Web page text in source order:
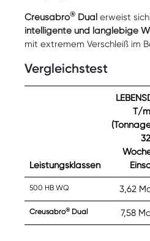
Creusabro® Dual erweist
intelligente und langlebige
mit extremem Verschleiß im
Vergleichstest
Leistungsklassen
T/
32
500 HB WQ 3,62
Creusabro®Dual 7,58